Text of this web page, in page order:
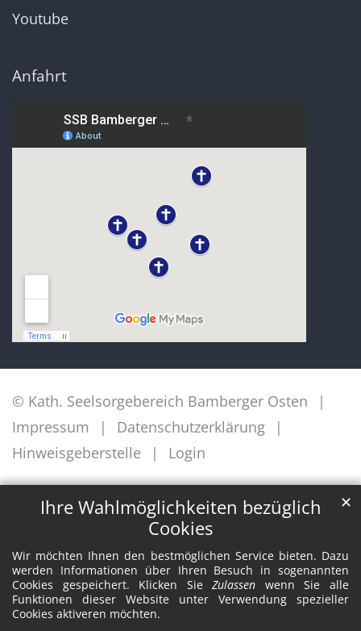
Ihre Wahlmöglichkeiten bezüglich
Cookies
Wir möchten Ihnen den bestmöglichen Service bieten. Dazu
werden Informationen über Ihren Besuch in sogenannten
Cookies gespeichert. Klicken SieZulassen wenn Sie alle
Funktionen dieser Website unter Verwendung spezieller
Cookies aktiveren möchten.
✕
Youtube
Anfahrt
© Kath. Seelsorgebereich Bamberger Osten
Impressum
Datenschutzerklärung
Hinweisgeberstelle
Login